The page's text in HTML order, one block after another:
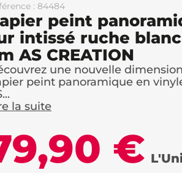
: 84484
peint
intissé ruche blanc
AS CREATION
une nouvelle
peint panoramique en
la suite
€